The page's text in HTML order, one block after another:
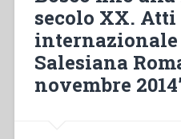
secolo XX. Atti
Salesiana
novembre